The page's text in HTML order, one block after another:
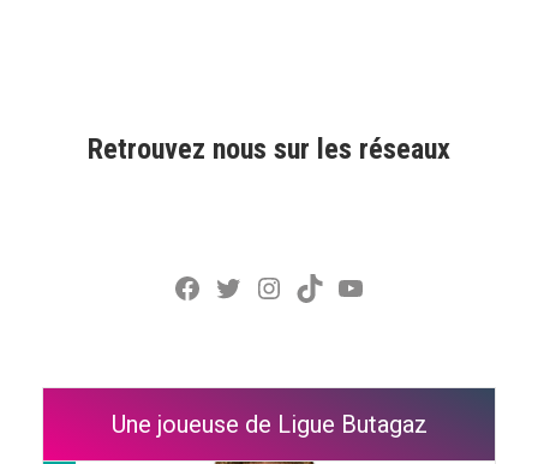
Retrouvez nous sur les réseaux
Facebook
Twitter
Instagram
TikTokYouTube
Une joueuse de Ligue Butagaz